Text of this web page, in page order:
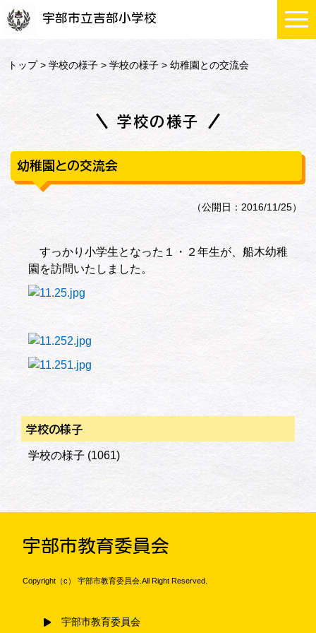
宇部市立吉部小学校
トップ>学校の様子 >学校の様子 > 幼稚園との交流会
学校の様子
幼稚園との交流会
（公開日：2016/11/25）
すっかり小学生となった１・２年生が、船木幼稚
園を訪問いたしました。
学校の様子
学校の様子 (1061)
宇部市教育委員会
Copyright（c） 宇部市教育委員会.All Right Reserved.
宇部市教育委員会